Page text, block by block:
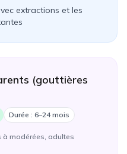
extractions et les
(gouttières
Durée : 6–24 mois
à modérées, adultes